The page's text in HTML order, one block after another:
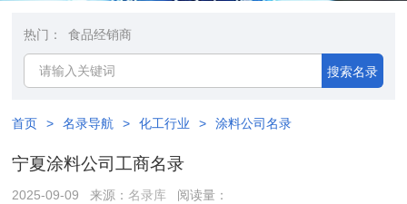
热门： 食品经销商
搜索名录
首页 > 名录导航 > 化工行业 > 涂料公司名录
宁夏涂料公司工商名录
2025-09-09 来源：名录库 阅读量：